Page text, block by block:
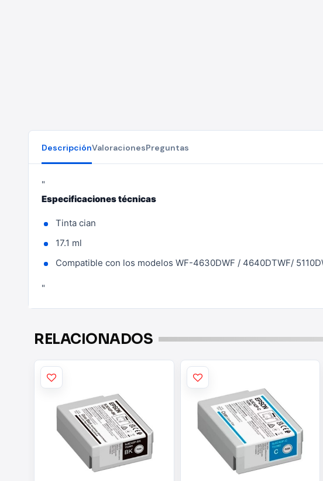
DescripciónValoracionesPreguntas
"
Especificaciones técnicas
Tinta cian
17.1 ml
Compatible con los modelos WF-4630DWF / 4640DTWF/
"
RELACIONADOS